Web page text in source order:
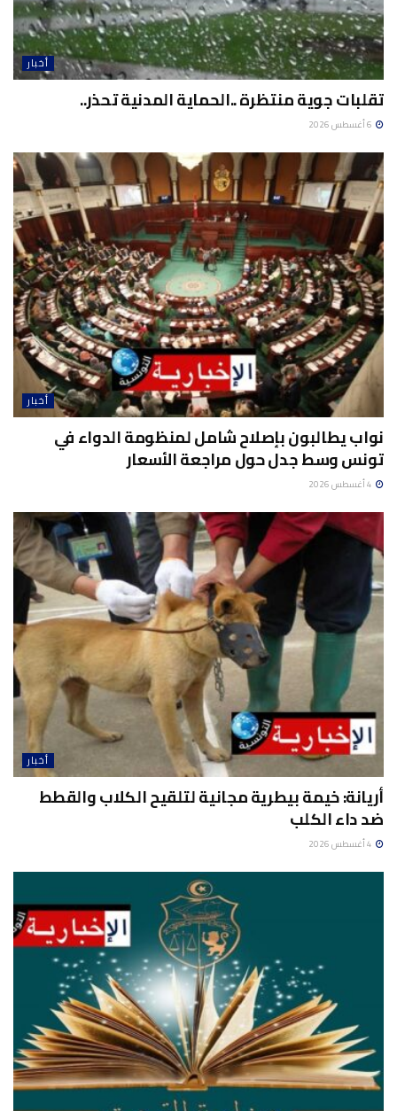
أخبار
تقلبات جوية منتظرة ..الحماية المدنية تحذر..
أخبار
نواب يطالبون بإصلاح شامل لمنظومة الدواء في
تونس وسط جدل حول مراجعة الأسعار
أخبار
أريانة: خيمة بيطرية مجانية لتلقيح الكلاب والقطط
ضد داء الكلب